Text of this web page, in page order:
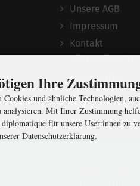
Unsere AGB
Impressum
Kontakt
Mediadaten
Über uns
Ihre
Cookies und ähnliche Technologien,
analysieren. Mit Ihrer Zustimmung
für unsere User:innen zu
Datenschutzerklärung.